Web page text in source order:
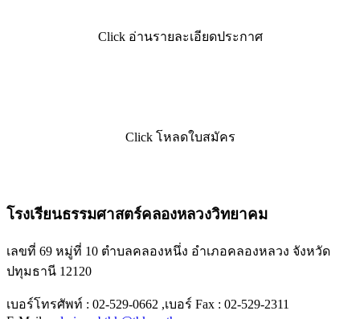
Click อ่านรายละเอียดประกาศ
Click โหลดใบสมัคร
โรงเรียนธรรมศาสตร์คลองหลวงวิทยาคม
เลขที่ 69 หมู่ที่ 10 ตำบลคลองหนึ่ง อำเภอคลองหลวง จังหวัด
ปทุมธานี 12120
เบอร์โทรศัพท์ : 02-529-0662 ,เบอร์ Fax : 02-529-2311